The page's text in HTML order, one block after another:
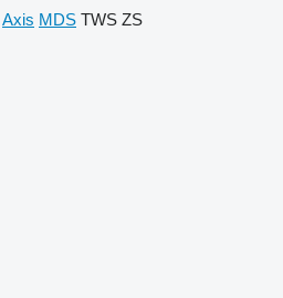
Axis MDS TWS ZS